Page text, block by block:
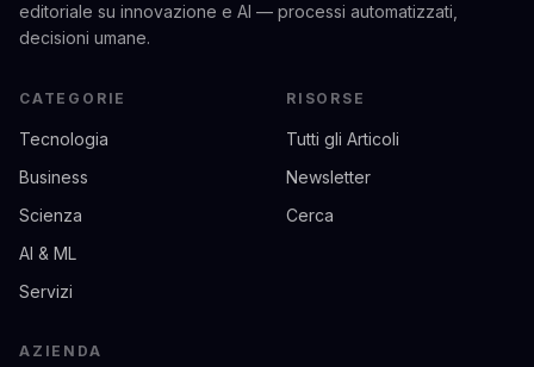
editoriale su innovazione e AI — processi automatizzati,
decisioni umane.
CATEGORIE
Tecnologia
Business
Scienza
AI & ML
Servizi
RISORSE
Tutti gli Articoli
Newsletter
Cerca
AZIENDA